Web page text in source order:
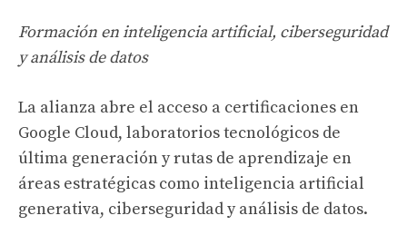
Formación en inteligencia artificial, ciberseguridad
y análisis de datos
La alianza abre el acceso a certificaciones en
Google Cloud, laboratorios tecnológicos de
última generación y rutas de aprendizaje en
áreas estratégicas como inteligencia artificial
generativa, ciberseguridad y análisis de datos.